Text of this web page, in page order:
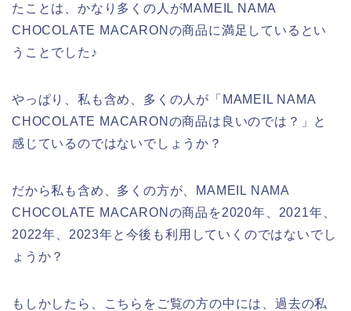
たことは、かなり多くの人がMAMEIL NAMA
CHOCOLATE MACARONの商品に満足しているとい
うことでした♪
やっぱり、私も含め、多くの人が「MAMEIL NAMA
CHOCOLATE MACARONの商品は良いのでは？」と
感じているのではないでしょうか？
だから私も含め、多くの方が、MAMEIL NAMA
CHOCOLATE MACARONの商品を2020年、2021年、
2022年、2023年と今後も利用していくのではないでし
ょうか？
もしかしたら、こちらをご覧の方の中には、過去の私